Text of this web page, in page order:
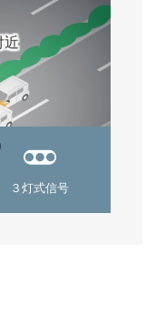
近
３灯式信号